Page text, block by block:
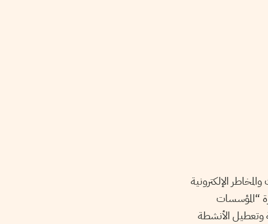
الإلكترونية
“المؤسسات
وتعطيل الأنشطة